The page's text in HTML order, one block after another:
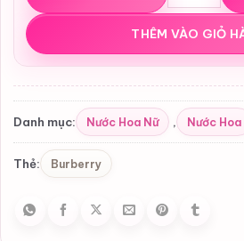
THÊM VÀO GIỎ
Danh mục: Nước Hoa Nữ , Nước Hoa
Thẻ: Burberry